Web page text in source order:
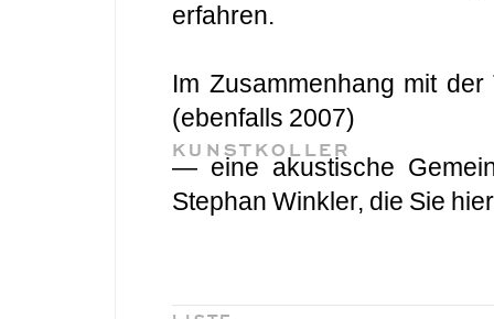
erfahren.
Im Zusammenhang mit
(ebenfalls 2007)
KUNSTKOLLER
— eine akustische
Stephan Winkler, die Sie